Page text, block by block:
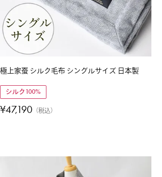
極上家蚕 シルク毛布 シングルサイズ 日本製
シルク100%
¥47,190 税込